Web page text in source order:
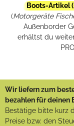
Boots-Artikel (
(Motorgeräte
Außenborder
erhältst du
Wir liefern zum
bezahlen für deinen
Bestätige bitte kurz
Preise bzw. den